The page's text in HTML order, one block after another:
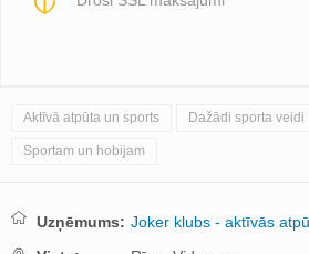
Aktīvā atpūta un sports Dažādi sporta veidi
Sportam un hobijam
Uzņēmums: Joker klubs - aktīvās